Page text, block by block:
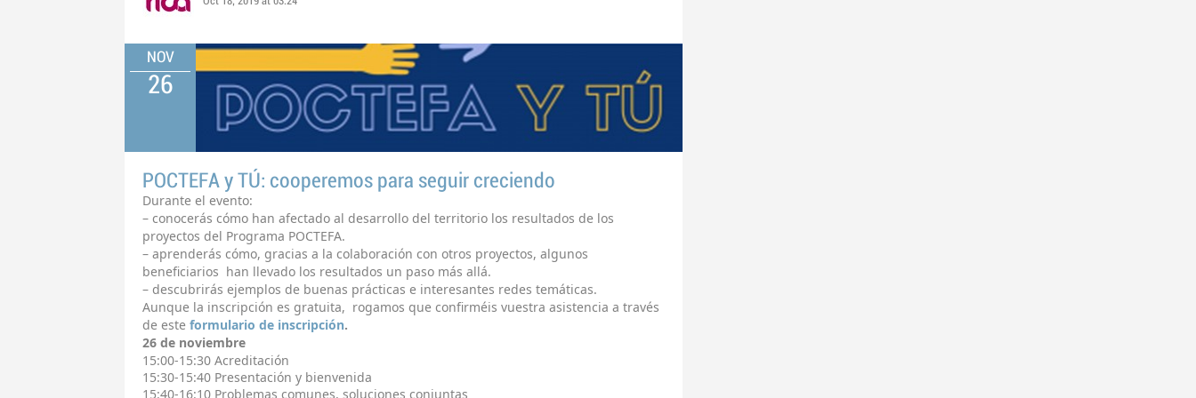
NOV
26
POCTEFA y TÚ: cooperemos para seguir creciendo
Durante el evento:
– conocerás cómo han afectado al desarrollo del territorio los resultados de los
proyectos del Programa POCTEFA.
– aprenderás cómo, gracias a la colaboración con otros proyectos, algunos
beneficiarios han llevado los resultados un paso más allá.
– descubrirás ejemplos de buenas prácticas e interesantes redes temáticas.
Aunque la inscripción es gratuita, rogamos que confirméis vuestra asistencia a través
de este formulario de inscripción.
26 de noviembre
15:00-15:30 Acreditación
15:30-15:40 Presentación y bienvenida
15:40-16:10 Problemas comunes, soluciones conjuntas